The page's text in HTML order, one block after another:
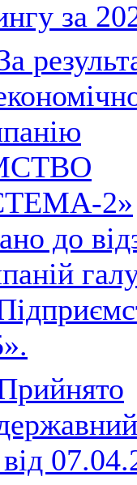
за
2»
до